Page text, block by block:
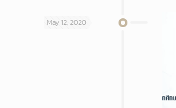
May 12, 2020